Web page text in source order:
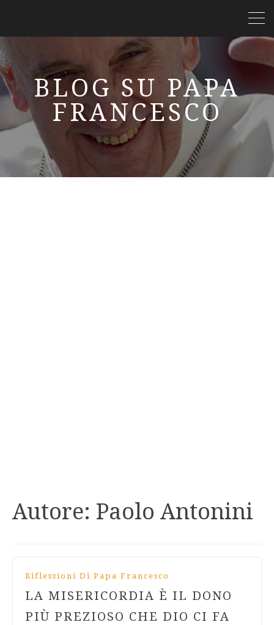
BLOG SU PAPA
FRANCESCO
Autore: Paolo Antonini
Riflessioni Di Papa Francesco
LA MISERICORDIA È IL DONO
PIÙ PREZIOSO CHE DIO CI FA